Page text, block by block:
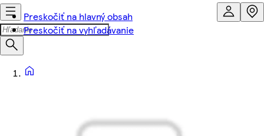
Preskočiť na hlavný obsah
Preskočiť na vyhľadávanie